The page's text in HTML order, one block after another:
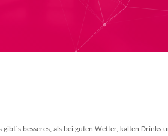
besseres, als bei guten Wetter, kalten